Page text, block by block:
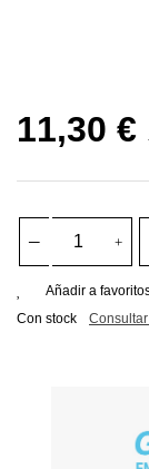
11,30 €
Añadir a
Con stock